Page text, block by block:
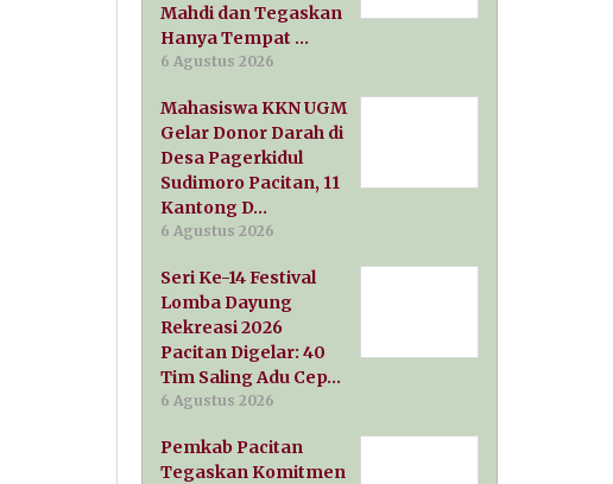
Mahdi dan Tegaskan
Hanya Tempat …
6 Agustus 2026
Mahasiswa KKN UGM
Gelar Donor Darah di
Desa Pagerkidul
Sudimoro Pacitan, 11
Kantong D…
6 Agustus 2026
Seri Ke-14 Festival
Lomba Dayung
Rekreasi 2026
Pacitan Digelar: 40
Tim Saling Adu Cep…
6 Agustus 2026
Pemkab Pacitan
Tegaskan Komitmen